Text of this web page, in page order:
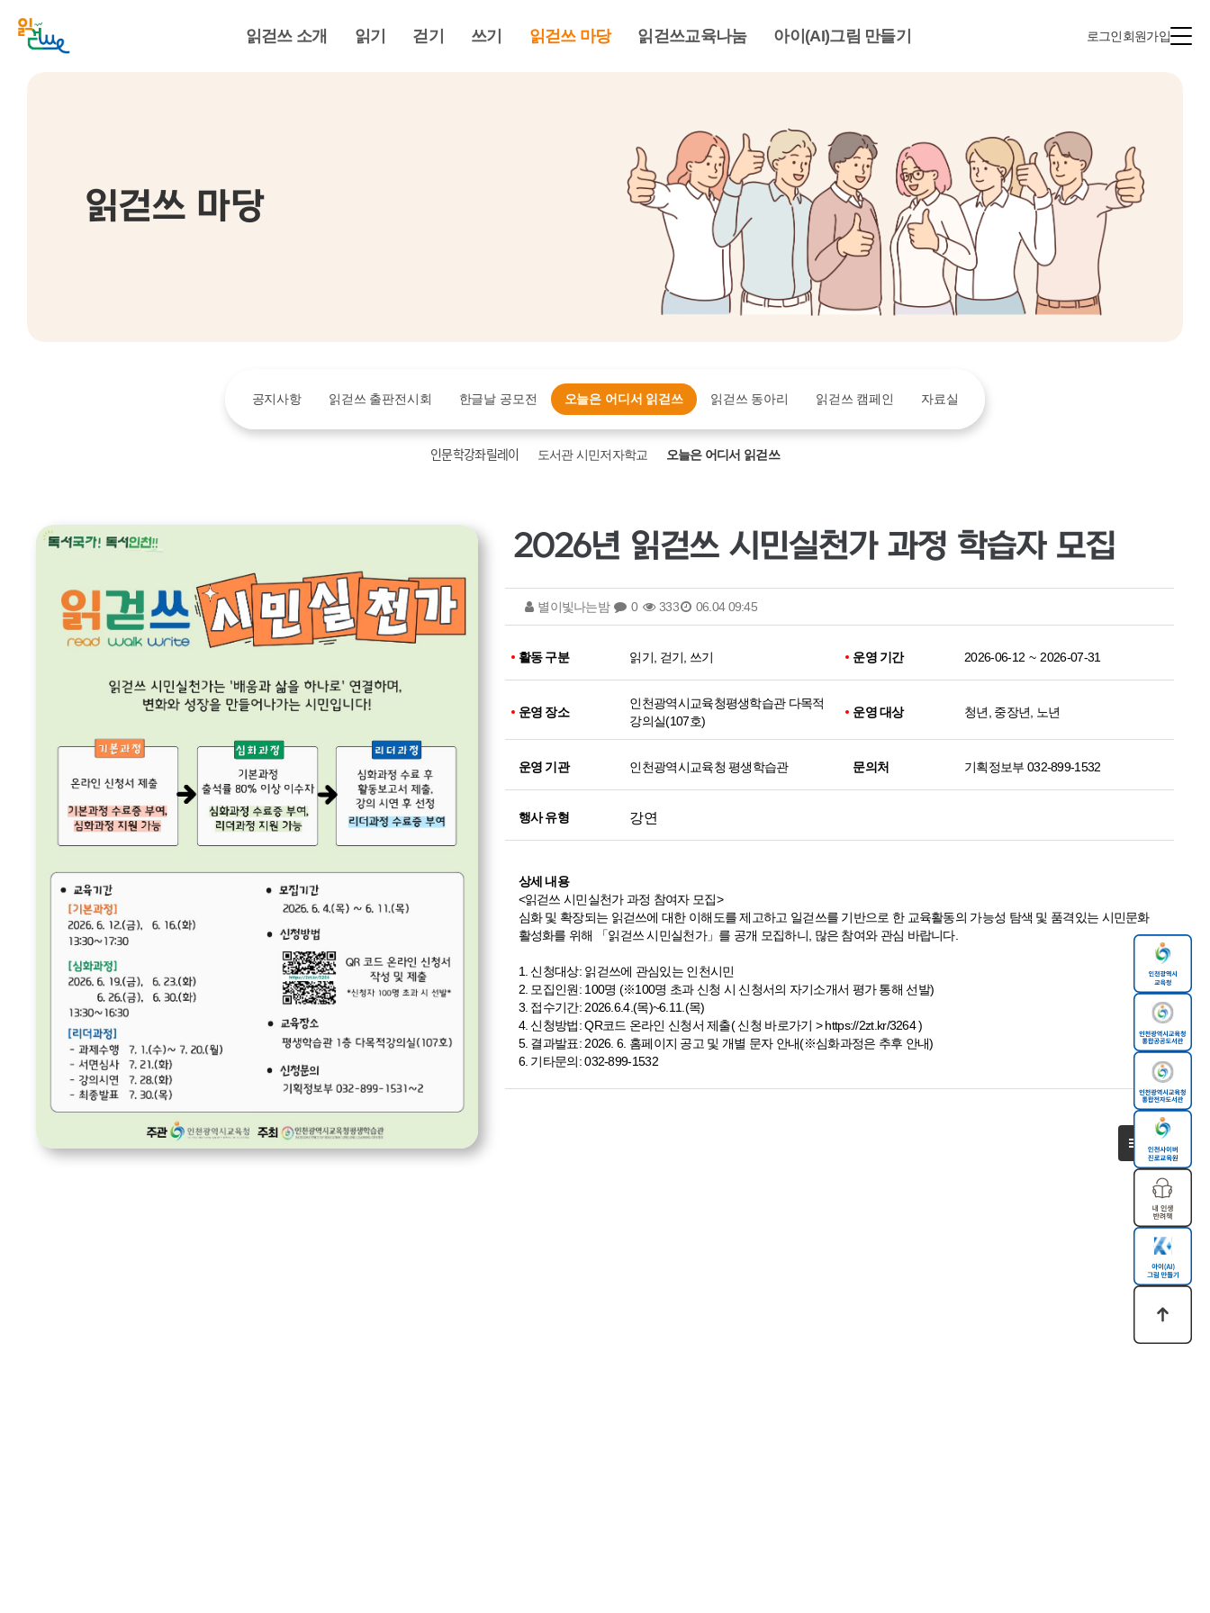
읽걷쓰 소개 읽기 걷기 쓰기 읽걷쓰 마당 읽걷쓰교육나눔 아이(AI)그림 만들기 로그인회원가입
읽걷쓰 마당
공지사항 읽걷쓰 출판전시회 한글날 공모전 오늘은 어디서 읽걷쓰 읽걷쓰 동아리 읽걷쓰 캠페인 자료실
인문학강좌릴레이 도서관 시민저자학교 오늘은 어디서 읽걷쓰
2026년 읽걷쓰 시민실천가 과정 학습자 모집
별이빛나는밤 0 333 06.04 09:45
활동 구분 읽기, 걷기, 쓰기 운영 기간 2026-06-12 ~ 2026-07-31
운영 장소
인천광역시교육청평생학습관 다목적
강의실(107호)
운영 대상 청년, 중장년, 노년
운영 기관 인천광역시교육청 평생학습관 문의처 기획정보부 032-899-1532
행사 유형 강연
상세 내용
<읽걷쓰 시민실천가 과정 참여자 모집>
심화 및 확장되는 읽걷쓰에 대한 이해도를 제고하고 일걷쓰를 기반으로 한 교육활동의 가능성 탐색 및 품격있는 시민문화
활성화를 위해 「읽걷쓰 시민실천가」를 공개 모집하니, 많은 참여와 관심 바랍니다.
1. 신청대상: 읽걷쓰에 관심있는 인천시민
2. 모집인원: 100명 (※100명 초과 신청 시 신청서의 자기소개서 평가 통해 선발)
3. 접수기간: 2026.6.4.(목)~6.11.(목)
4. 신청방법: QR코드 온라인 신청서 제출( 신청 바로가기 > https://2zt.kr/3264 )
5. 결과발표: 2026. 6. 홈페이지 공고 및 개별 문자 안내(※심화과정은 추후 안내)
6. 기타문의: 032-899-1532
목록